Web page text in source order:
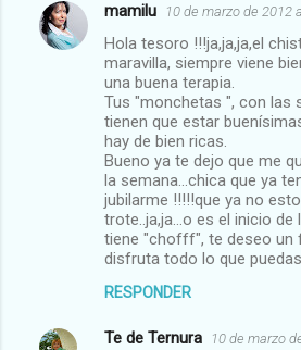
mamilu 10 de marzo de 2012
Hola tesoro !!!ja,ja,ja,el
maravilla, siempre viene
una buena terapia.
Tus "monchetas ", con las
tienen que estar
hay de bien ricas.
Bueno ya te dejo que me
la semana...chica que ya
jubilarme !!!!!que ya no
trote..ja,ja...o es el inicio de
tiene "chofff", te deseo un
disfruta todo lo que
RESPONDER
Te de Ternura 10 de marzo